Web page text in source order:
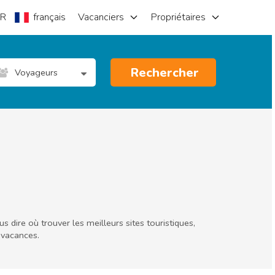
français Vacanciers Propriétaires
Voyageurs Rechercher
dire où trouver les meilleurs sites touristiques,